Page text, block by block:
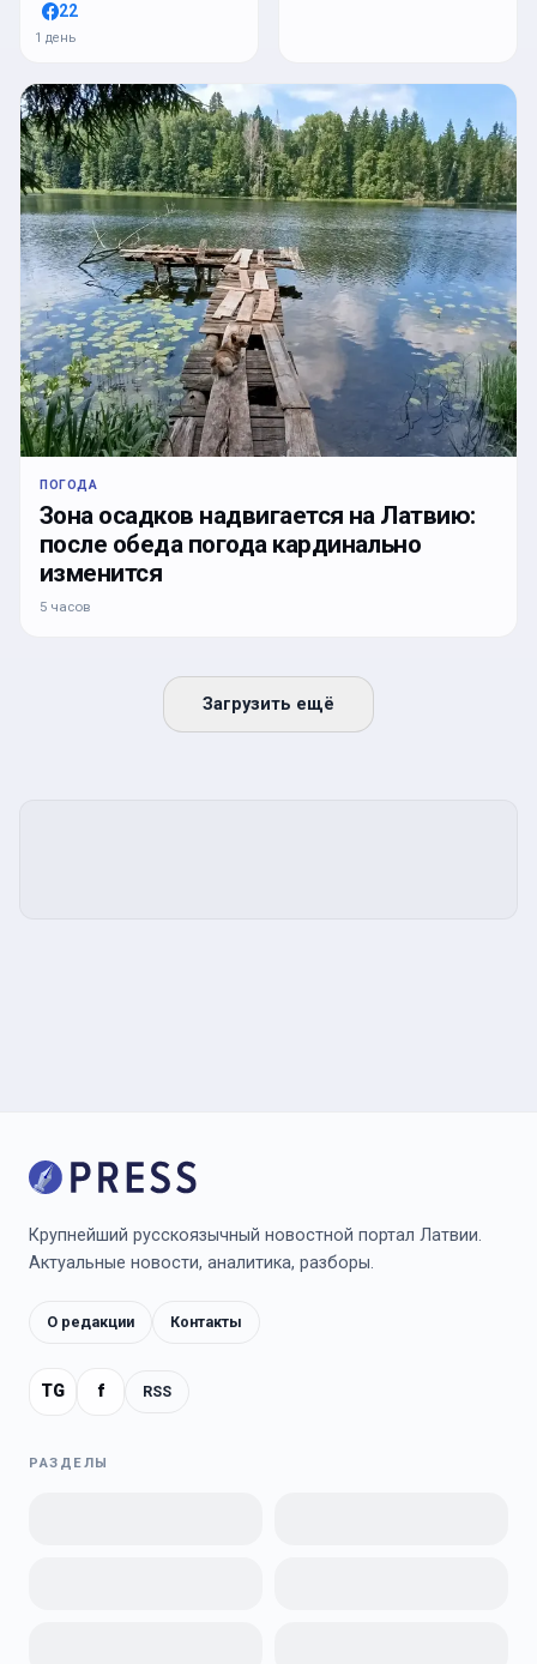
22
1 день
ПОГОДА
Зона осадков надвигается на Латвию:
после обеда погода кардинально
изменится
5 часов
Загрузить ещё
Крупнейший русскоязычный новостной портал Латвии.
Актуальные новости, аналитика, разборы.
О редакции Контакты
TG f RSS
РАЗДЕЛЫ